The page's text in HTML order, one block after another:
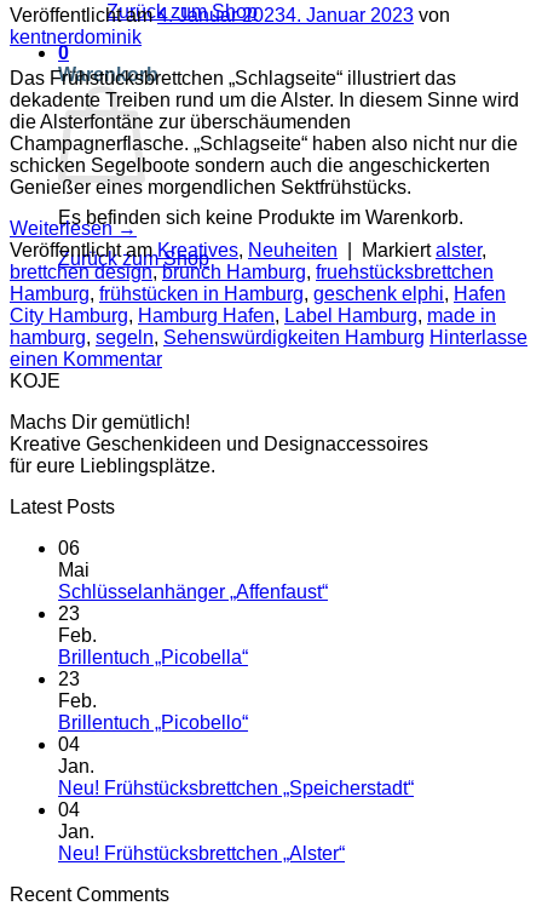
Zurück zum Shop
0
Warenkorb
Es befinden sich keine Produkte im Warenkorb.
Zurück zum Shop
Veröffentlicht am4. Januar 20234. Januar 2023 von
kentnerdominik
Das Frühstücksbrettchen „Schlagseite“ illustriert das
dekadente Treiben rund um die Alster. In diesem Sinne wird
die Alsterfontäne zur überschäumenden
Champagnerflasche. „Schlagseite“ haben also nicht nur die
schicken Segelboote sondern auch die angeschickerten
Genießer eines morgendlichen Sektfrühstücks.
Weiterlesen→
Veröffentlicht amKreatives, Neuheiten Markiertalster,
brettchen design,brunch Hamburg, fruehstücksbrettchen
Hamburg, frühstücken in Hamburg, geschenk elphi, Hafen
City Hamburg, Hamburg Hafen, Label Hamburg, made in
hamburg, segeln, Sehenswürdigkeiten Hamburg Hinterlasse
einen Kommentar
KOJE
Machs Dir gemütlich!
Kreative Geschenkideen und Designaccessoires
für eure Lieblingsplätze.
Latest Posts
06
Mai
Schlüsselanhänger „Affenfaust“Keine
23
Feb.
Brillentuch „Picobella“Keine
Brillentuch
23
Feb.
Brillentuch „Picobello“Keine
Brillentuch
04
Jan.
Neu! Frühstücksbrettchen „Speicherstadt“Keine
04
Jan.
Neu! Frühstücksbrettchen „Alster“Keine
Recent Comments